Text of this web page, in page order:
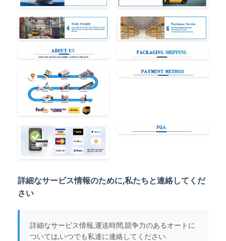
詳細なサービス情報のために,私たちと連絡してくだ
さい
詳細なサービス情報,運送時間,競争力のあるオートに
ついては,いつでも私達に連絡してください.